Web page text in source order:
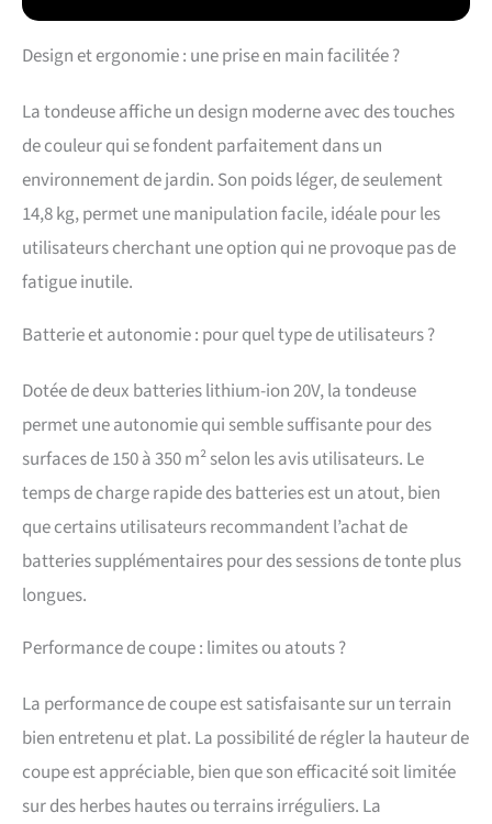
réglable de 25 à 65 mm et
3900 tours par minute.
Convient aux zones
difficiles d'accès. Très
légère et maniable,
fonctionne sur batterie
pour travailler
confortablement dans le
jardin. Comprend un sac
Silencieuse : Faible
pour une utilisation dans
des environnements
sensibles au bruit tels que
la ville, l'école et la
maison de retraite. La
liberté sans fil : Indice de
réparabilité 8,5/10 - Tonte
fil avec une batterie
démarrer sur simple
Design et ergonomie : une prise en main facilitée ?
La tondeuse affiche un design moderne avec des touches
de couleur qui se fondent parfaitement dans un
environnement de jardin. Son poids léger, de seulement
14,8 kg, permet une manipulation facile, idéale pour les
utilisateurs cherchant une option qui ne provoque pas de
fatigue inutile.
Batterie et autonomie : pour quel type de utilisateurs ?
Dotée de deux batteries lithium-ion 20V, la tondeuse
permet une autonomie qui semble suffisante pour des
surfaces de 150 à 350 m² selon les avis utilisateurs. Le
temps de charge rapide des batteries est un atout, bien
que certains utilisateurs recommandent l’achat de
batteries supplémentaires pour des sessions de tonte plus
longues.
Performance de coupe : limites ou atouts ?
La performance de coupe est satisfaisante sur un terrain
bien entretenu et plat. La possibilité de régler la hauteur de
coupe est appréciable, bien que son efficacité soit limitée
sur des herbes hautes ou terrains irréguliers. La